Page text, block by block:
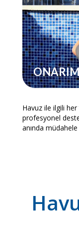
Havuz ile ilgili
profesyonel
anında müdahele